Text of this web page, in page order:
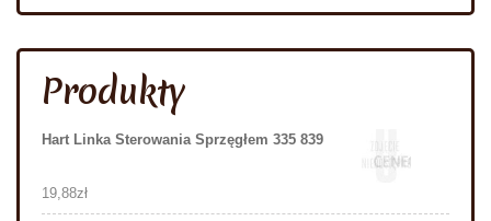
Produkty
Hart Linka Sterowania Sprzęgłem 335 839
19,88zł